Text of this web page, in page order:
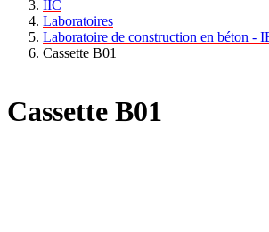
IIC
Laboratoires
Laboratoire de construction en béton -
Cassette B01
Cassette B01